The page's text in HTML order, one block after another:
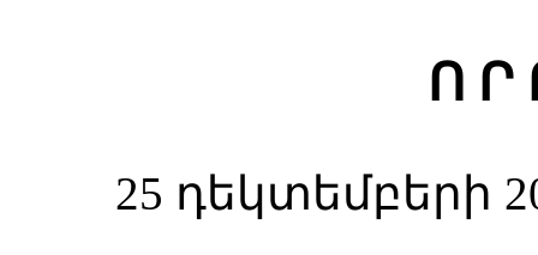
Ո Ր
25 դեկտեմբերի